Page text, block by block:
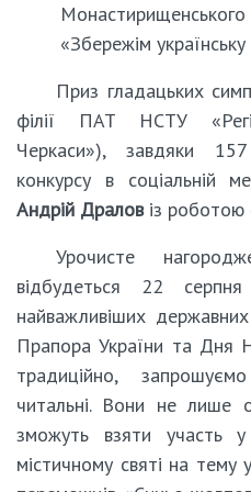
«Збережім українську
Приз гладацьких
філії ПАТ НСТУ
Черкаси»), завдяки
конкурсу в соціальній
Андрій Драловіз роботою
Урочисте
відбудеться 22
найважливіших
Прапора України та Дня
традиційно,
читальні. Вони не лише
зможуть взяти участь
містичному святі на тему